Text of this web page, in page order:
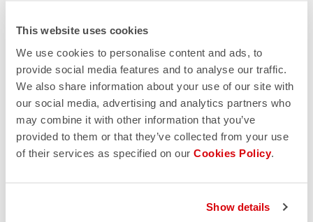
This website uses cookies
We use cookies to personalise content and ads, to
provide social media features and to analyse our traffic.
We also share information about your use of our site with
our social media, advertising and analytics partners who
may combine it with other information that you’ve
provided to them or that they’ve collected from your use
of their services as specified on our Cookies Policy.
Show details